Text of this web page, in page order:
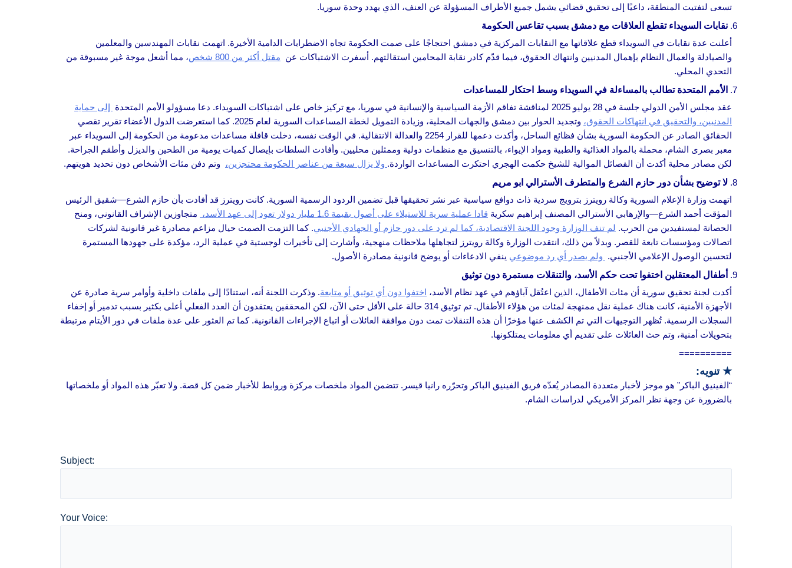
تسعى لتفتيت المنطقة، داعيًا إلى تحقيق قضائي يشمل جميع الأطراف المسؤولة عن العنف، الذي يهدد وحدة سوريا.
نقابات السويداء تقطع العلاقات مع دمشق بسبب تقاعس الحكومة
أعلنت عدة نقابات في السويداء قطع علاقاتها مع النقابات المركزية في دمشق احتجاجًا على صمت الحكومة تجاه الاضطرابات الدامية الأخيرة. اتهمت نقابات المهندسين والمعلمين
والصيادلة والعمال النظام بإهمال المدنيين وانتهاك الحقوق، فيما قدّم كادر نقابة المحامين استقالتهم. أسفرت الاشتباكات عن مقتل أكثر من 800 شخص
، مما أشعل موجة غير مسبوقة من
التحدي المحلي.
الأمم المتحدة تطالب بالمساءلة في السويداء وسط احتكار للمساعدات
عقد مجلس الأمن الدولي جلسة في 28 يوليو 2025 لمناقشة تفاقم الأزمة السياسية والإنسانية في سوريا، مع تركيز خاص على اشتباكات السويداء. دعا مسؤولو الأمم المتحدة
إلى حماية
المدنيين، والتحقيق في انتهاكات الحقوق،
وتجديد الحوار بين دمشق والجهات المحلية، وزيادة التمويل لخطة المساعدات السورية لعام 2025. كما استعرضت الدول الأعضاء تقرير تقصي
الحقائق الصادر عن الحكومة السورية بشأن فظائع الساحل، وأكدت دعمها للقرار 2254 والعدالة الانتقالية. في الوقت نفسه، دخلت قافلة مساعدات مدعومة من الحكومة إلى السويداء عبر
معبر بصرى الشام، محملة بالمواد الغذائية والطبية ومواد الإيواء، بالتنسيق مع منظمات دولية وممثلين محليين. وأفادت السلطات بإيصال كميات يومية من الطحين والديزل وأطقم الجراحة.
لكن مصادر محلية أكدت أن الفصائل الموالية للشيخ حكمت الهجري احتكرت المساعدات الواردة. ولا يزال سبعة من عناصر الحكومة محتجزين، وتم دفن مئات الأشخاص دون تحديد هويتهم.
لا توضيح بشأن دور حازم الشرع والمتطرف الأسترالي ابو مريم
اتهمت وزارة الإعلام السورية وكالة رويترز بترويج سردية ذات دوافع سياسية عبر نشر تحقيقها قبل تضمين الردود الرسمية السورية. كانت رويترز قد أفادت بأن حازم الشرع—شقيق الرئيس
المؤقت أحمد الشرع—والإرهابي الأسترالي المصنف إبراهيم سكرية قادا عملية سرية للاستيلاء على أصول بقيمة 1.6 مليار دولار تعود إلى عهد الأسد،
متجاوزين الإشراف القانوني، ومنح
الحصانة لمستفيدين من الحرب. لم تنف الوزارة وجود اللجنة الاقتصادية، كما لم ترد على دور حازم أو الجهادي الأجنبي. كما التزمت الصمت حيال مزاعم مصادرة غير قانونية لشركات
اتصالات ومؤسسات تابعة للقصر. وبدلاً من ذلك، انتقدت الوزارة وكالة رويترز لتجاهلها ملاحظات منهجية، وأشارت إلى تأخيرات لوجستية في عملية الرد، مؤكدة على جهودها المستمرة
لتحسين الوصول الإعلامي الأجنبي. ولم يصدر أي رد موضوعي ينفي الادعاءات أو يوضح قانونية مصادرة الأصول.
أطفال المعتقلين اختفوا تحت حكم الأسد، والتنقلات مستمرة دون توثيق
أكدت لجنة تحقيق سورية أن مئات الأطفال، الذين اعتُقل آباؤهم في عهد نظام الأسد، اختفوا دون أي توثيق أو متابعة. وذكرت اللجنة أنه، استنادًا إلى ملفات داخلية وأوامر سرية صادرة عن
الأجهزة الأمنية، كانت هناك عملية نقل ممنهجة لمئات من هؤلاء الأطفال. تم توثيق 314 حالة على الأقل حتى الآن، لكن المحققين يعتقدون أن العدد الفعلي أعلى بكثير بسبب تدمير أو إخفاء
السجلات الرسمية. تُظهر التوجيهات التي تم الكشف عنها مؤخرًا أن هذه التنقلات تمت دون موافقة العائلات أو اتباع الإجراءات القانونية. كما تم العثور على عدة ملفات في دور الأيتام مرتبطة
بتحويلات أمنية، وتم حث العائلات على تقديم أي معلومات يمتلكونها.
==========
★ تنويه:
“الفينيق الباكر” هو موجز لأخبار متعددة المصادر يُعدّه فريق الفينيق الباكر وتحرّره رانيا قيسر. تتضمن المواد ملخصات مركزة وروابط للأخبار ضمن كل قصة. ولا تعبّر هذه المواد أو ملخصاتها
بالضرورة عن وجهة نظر المركز الأمريكي لدراسات الشام.
Subject:
Your Voice: